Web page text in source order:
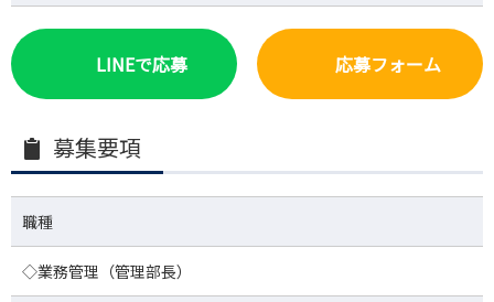
LINEで応募 応募フォーム
募集要項
職種
◇業務管理（管理部長）